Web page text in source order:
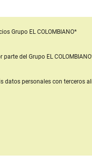
Grupo EL COLOMBIANO*
parte del Grupo EL
datos personales con terceros